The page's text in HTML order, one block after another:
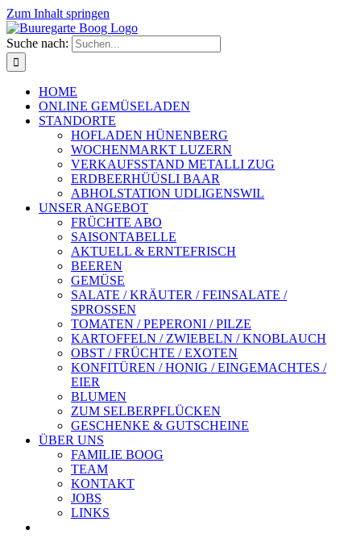
Zum Inhalt springen
Suche nach:
HOME
ONLINE GEMÜSELADEN
STANDORTE
HOFLADEN HÜNENBERG
WOCHENMARKT LUZERN
VERKAUFSSTAND METALLI ZUG
ERDBEERHÜÜSLI BAAR
ABHOLSTATION UDLIGENSWIL
UNSER ANGEBOT
FRÜCHTE ABO
SAISONTABELLE
AKTUELL & ERNTEFRISCH
BEEREN
GEMÜSE
SALATE / KRÄUTER / FEINSALATE /
SPROSSEN
TOMATEN / PEPERONI / PILZE
KARTOFFELN / ZWIEBELN / KNOBLAUCH
OBST / FRÜCHTE / EXOTEN
KONFITÜREN / HONIG / EINGEMACHTES /
EIER
BLUMEN
ZUM SELBERPFLÜCKEN
GESCHENKE & GUTSCHEINE
ÜBER UNS
FAMILIE BOOG
TEAM
KONTAKT
JOBS
LINKS